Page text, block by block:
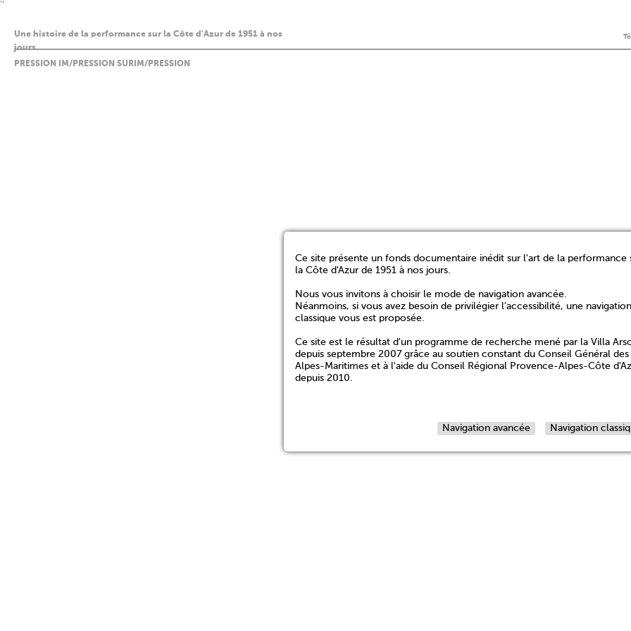
''
Une histoire de la performance sur la Côte d'Azur de 1951 à nos
jours
PRESSION IM/PRESSION SURIM/PRESSION
Ce site présente un fonds documentaire inédit sur l'art de la performance
la Côte d'Azur de 1951 à nos jours.
Nous vous invitons à choisir le mode de navigation avancée.
Néanmoins, si vous avez besoin de privilégier l'accessibilité, une navigation
classique vous est proposée.
Ce site est le résultat d'un programme de recherche mené par la Villa
depuis septembre 2007 grâce au soutien constant du Conseil Général des
Alpes-Maritimes et à l'aide du Conseil Régional Provence-Alpes-Côte
depuis 2010.
Navigation avancée Navigation